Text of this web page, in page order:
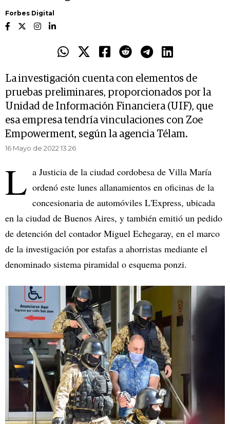
Forbes Digital
La investigación cuenta con elementos de
pruebas preliminares, proporcionados por la
Unidad de Información Financiera (UIF), que
esa empresa tendría vinculaciones con Zoe
Empowerment, según la agencia Télam.
16 Mayo de 2022 13.26
L a Justicia de la ciudad cordobesa de Villa María
ordenó este lunes allanamientos en oficinas de la
concesionaria de automóviles L'Express, ubicada
en la ciudad de Buenos Aires, y también emitió un pedido
de detención del contador Miguel Echegaray, en el marco
de la investigación por estafas a ahorristas mediante el
denominado sistema piramidal o esquema ponzi.